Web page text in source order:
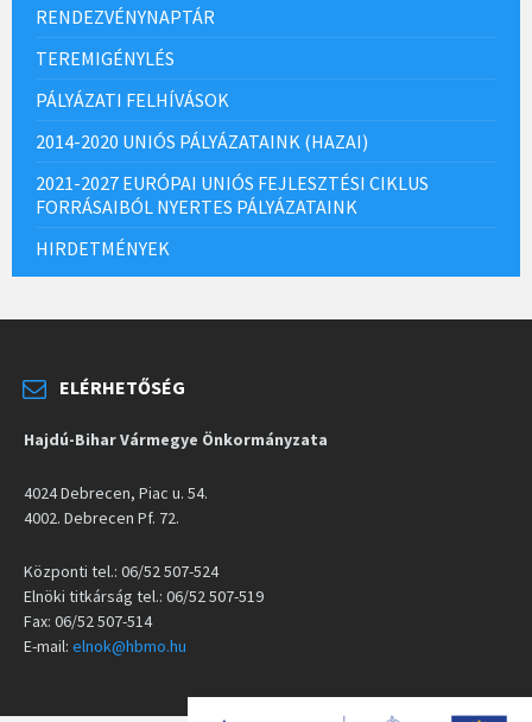
RENDEZVÉNYNAPTÁR
TEREMIGÉNYLÉS
PÁLYÁZATI FELHÍVÁSOK
2014-2020 UNIÓS PÁLYÁZATAINK (HAZAI)
2021-2027 EURÓPAI UNIÓS FEJLESZTÉSI CIKLUS
FORRÁSAIBÓL NYERTES PÁLYÁZATAINK
HIRDETMÉNYEK
ELÉRHETŐSÉG
Hajdú-Bihar Vármegye Önkormányzata
4024 Debrecen, Piac u. 54.
4002. Debrecen Pf. 72.
Központi tel.: 06/52 507-524
Elnöki titkárság tel.: 06/52 507-519
Fax: 06/52 507-514
E-mail: elnok@hbmo.hu